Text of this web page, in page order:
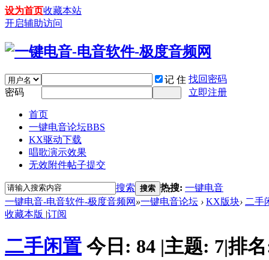
设为首页收藏本站
开启辅助访问
记 住 找回密码
密码
立即注册
首页
一键电音论坛BBS
KX驱动下载
唱歌演示效果
无效附件帖子提交
搜索 搜索 热搜: 一键电音
一键电音-电音软件-极度音频网 »一键电音论坛 › KX版块› 二手
收藏本版 |订阅
二手闲置 今日: 84 |主题: 7|排